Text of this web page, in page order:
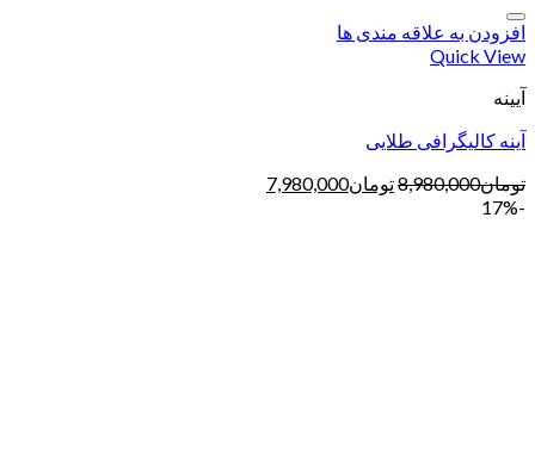
افزودن به علاقه مندی ها
Quick View
آیینه
آینه کالیگرافی طلایی
تومان8,980,000تومان7,980,000
-17%